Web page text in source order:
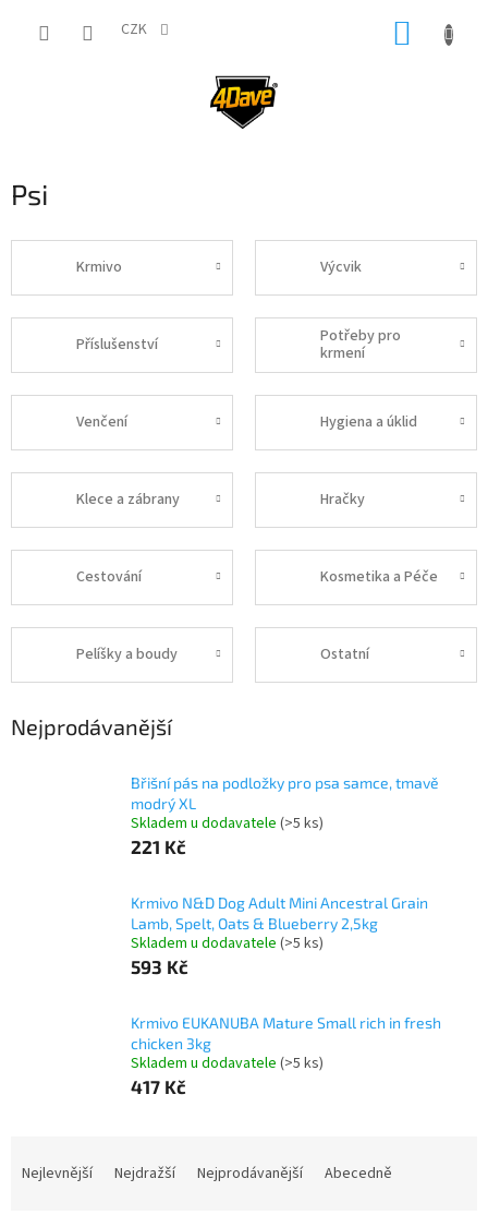
CZK
Psi
Krmivo Výcvik
Příslušenství
Potřeby pro
krmení
Venčení Hygiena a úklid
Klece a zábrany Hračky
Cestování Kosmetika a Péče
Pelíšky a boudy Ostatní
Nejprodávanější
Břišní pás na podložky pro psa samce, tmavě
modrý XL
Skladem u dodavatele (>5 ks)
221 Kč
Krmivo N&D Dog Adult Mini Ancestral Grain
Lamb, Spelt, Oats & Blueberry 2,5kg
Skladem u dodavatele (>5 ks)
593 Kč
Krmivo EUKANUBA Mature Small rich in fresh
chicken 3kg
Skladem u dodavatele (>5 ks)
417 Kč
Nejlevnější Nejdražší Nejprodávanější Abecedně